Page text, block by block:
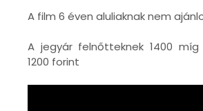
A film 6 éven aluliaknak nem
A jegyár felnőtteknek 1400 míg
1200 forint